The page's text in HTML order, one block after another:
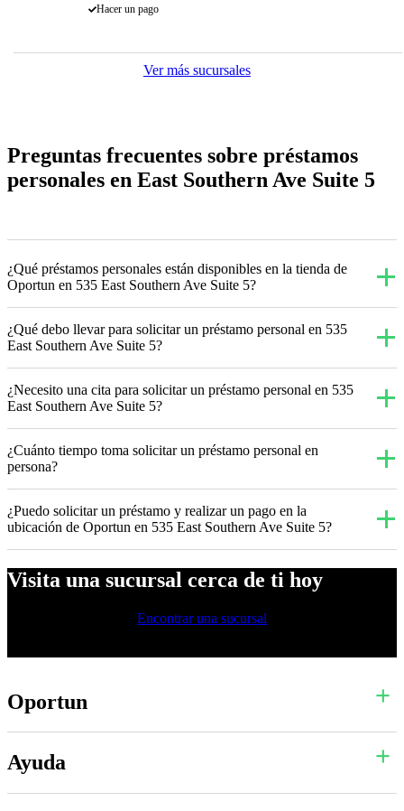
Hacer un pago
Ver más sucursales
Preguntas frecuentes sobre préstamos
personales en East Southern Ave Suite 5
¿Qué préstamos personales están disponibles en la tienda de
Oportun en 535 East Southern Ave Suite 5?
¿Qué debo llevar para solicitar un préstamo personal en 535
East Southern Ave Suite 5?
¿Necesito una cita para solicitar un préstamo personal en 535
East Southern Ave Suite 5?
¿Cuánto tiempo toma solicitar un préstamo personal en
persona?
¿Puedo solicitar un préstamo y realizar un pago en la
ubicación de Oportun en 535 East Southern Ave Suite 5?
Visita una sucursal cerca de ti hoy
Encontrar una sucursal
Oportun
Ayuda